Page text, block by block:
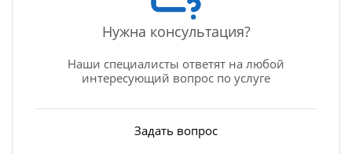
Нужна консультация?
Наши специалисты ответят на любой
интересующий вопрос по услуге
Задать вопрос